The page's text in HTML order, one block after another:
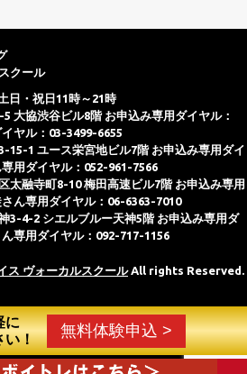
に
い！
無料体験申込 >
クール
日・祝日11時～21時
大協渋谷ビル8階 お申込み専用ダイヤル：
ヤル：03-3499-6655
15-1 ユース栄宮地ビル7階 お申込み専用ダイ
用ダイヤル：052-961-7566
太融寺町8-10 梅田高速ビル7階 お申込み専用
ん専用ダイヤル：06-6363-7010
3-4-2 シエルブルー天神5階 お申込み専用ダ
専用ダイヤル：092-717-1156
ス ヴォーカルスクールAll rights Reserved.